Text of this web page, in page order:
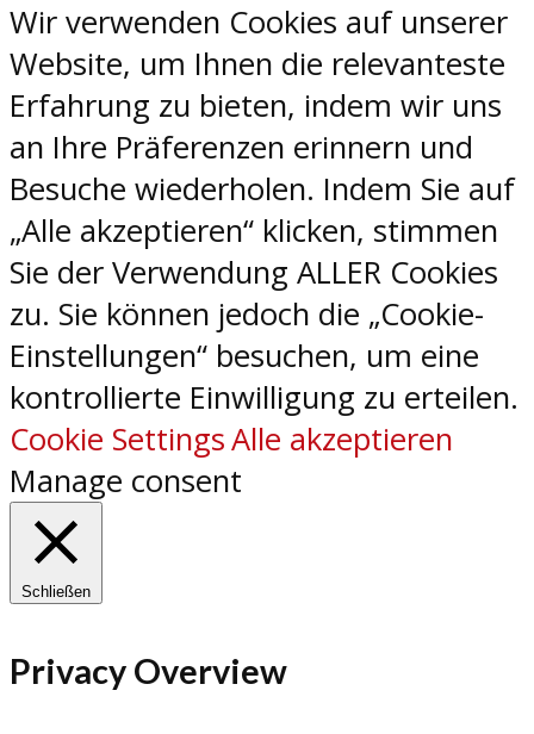
Wir verwenden Cookies auf unserer
Website, um Ihnen die relevanteste
Erfahrung zu bieten, indem wir uns
an Ihre Präferenzen erinnern und
Besuche wiederholen. Indem Sie auf
„Alle akzeptieren“ klicken, stimmen
Sie der Verwendung ALLER Cookies
zu. Sie können jedoch die „Cookie-
Einstellungen“ besuchen, um eine
kontrollierte Einwilligung zu erteilen.
Cookie SettingsAlle akzeptieren
Manage consent
Schließen
Privacy Overview